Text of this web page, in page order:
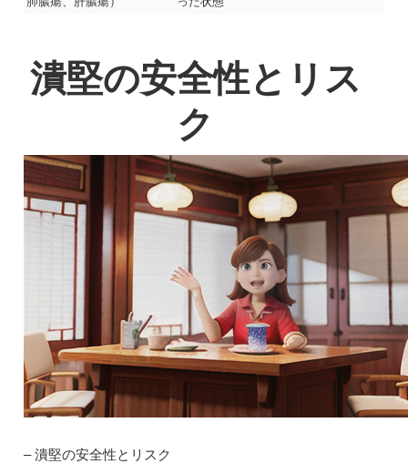
潰堅の安全性とリス
ク
– 潰堅の安全性とリスク